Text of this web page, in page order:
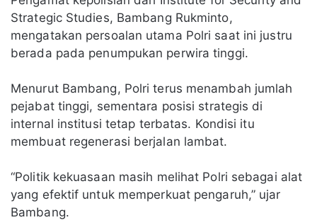
Strategic Studies, Bambang Rukminto,
mengatakan persoalan utama Polri saat ini justru
berada pada penumpukan perwira tinggi.
Menurut Bambang, Polri terus menambah jumlah
pejabat tinggi, sementara posisi strategis di
internal institusi tetap terbatas. Kondisi itu
membuat regenerasi berjalan lambat.
“Politik kekuasaan masih melihat Polri sebagai alat
yang efektif untuk memperkuat pengaruh,” ujar
Bambang.